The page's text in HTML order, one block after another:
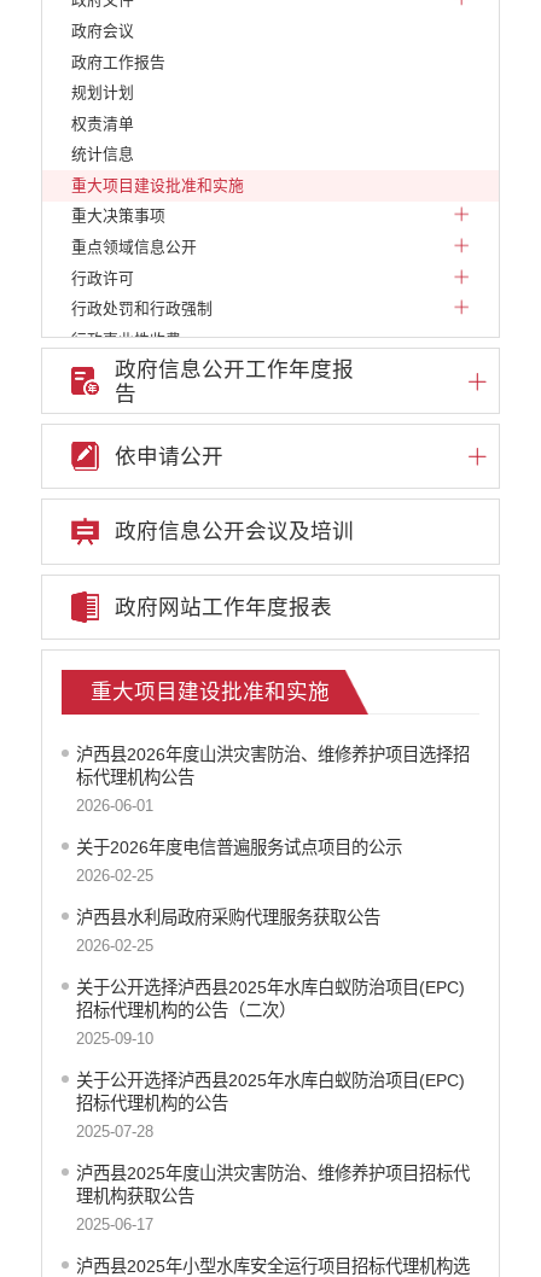
政府会议
政府工作报告
规划计划
权责清单
统计信息
重大项目建设批准和实施
重大决策事项
重点领域信息公开
行政许可
行政处罚和行政强制
行政事业性收费
政府采购项目
建议提案办理答复
财政资金直达基层
财政预决算
乡村振兴
稳岗就业
养老服务
社会救助
食品药品监管
产品质量
义务教育
医疗卫生
安全生产
涉农补贴
政府信息公开工作年度报
告
依申请公开
政府信息公开会议及培训
政府网站工作年度报表
重大项目建设批准和实施
泸西县2026年度山洪灾害防治、维修养护项目选择招
标代理机构公告
2026-06-01
关于2026年度电信普遍服务试点项目的公示
2026-02-25
泸西县水利局政府采购代理服务获取公告
2026-02-25
关于公开选择泸西县2025年水库白蚁防治项目(EPC)
招标代理机构的公告（二次）
2025-09-10
关于公开选择泸西县2025年水库白蚁防治项目(EPC)
招标代理机构的公告
2025-07-28
​泸西县2025年度山洪灾害防治、维修养护项目招标代
理机构获取公告
2025-06-17
泸西县2025年小型水库安全运行项目招标代理机构选